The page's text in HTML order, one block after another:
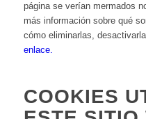
página se verían mermados
más información sobre qué
cómo eliminarlas,
enlace.
COOKIES